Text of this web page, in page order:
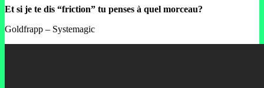
Et si je te dis “friction” tu penses à quel morceau?
Goldfrapp – Systemagic